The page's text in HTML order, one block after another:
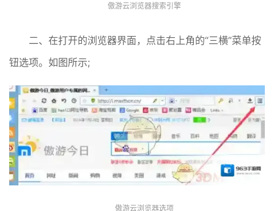
傲游云浏览器搜索引擎
二、在打开的浏览器界面，点击右上角的“三横”菜单按
钮选项。如图所示;
傲游云浏览器选项